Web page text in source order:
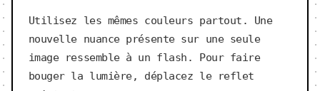
Utilisez les mêmes couleurs partout. Une
nouvelle nuance présente sur une seule
image ressemble à un flash. Pour faire
bouger la lumière, déplacez le reflet